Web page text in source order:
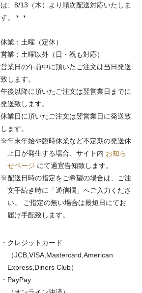
は、8/13（木）より順次配送対応いたしま
す。＊＊
休業：土曜（定休）
営業：土曜以外（日・祝も対応）
営業日の午前中に頂いたご注文は当日発送
致します。
午後以降に頂いたご注文は翌営業日までに
発送致します。
休業日に頂いたご注文は翌営業日に発送致
します。
※年末年始や臨時休業など不定期の発送休
止日が発生する場合、サイト内 お知ら
せページ にて適宜告知致します。
※配送日時の指定をご希望の場合は、ご注
文手続き時に「通信欄」へご入力くださ
い。 ご指定の無い場合は最短日にてお
届け手配致します。
・クレジットカード
（JCB,VISA,Mastercard,American
Express,Diners Club）
・PayPay